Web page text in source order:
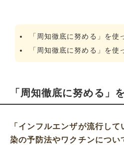
「周知徹底に努める」を使
「周知徹底に努める」を使
「周知徹底に努める」
「インフルエンザが流行し
染の予防法やワクチンについ